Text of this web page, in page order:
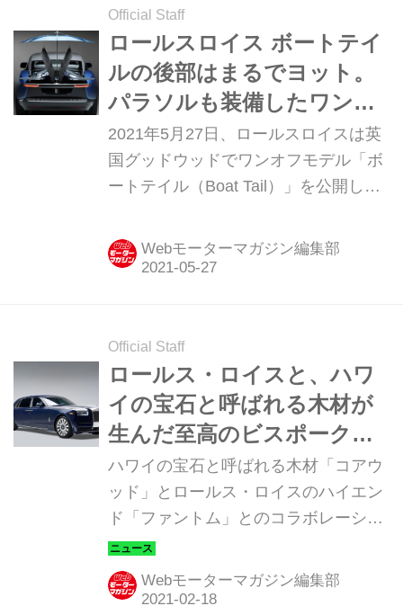
Magazine2023年2月号より）
Official Staff
ロールスロイス ボートテイ
ルの後部はまるでヨット。
パラソルも装備したワンオ
フモデル
2021年5月27日、ロールスロイスは英
国グッドウッドでワンオフモデル「ボ
ートテイル（Boat Tail）」を公開し
望に応える「ビスポーク」部門が有名
だが、このモデルはその枠を超えた新
ォリオとしても大きな注目を集める。
Webモーターマガジン編集部
Official Staff
ロールス・ロイスと、ハワ
イの宝石と呼ばれる木材が
生んだ至高のビスポーク
「コアウッド ファントム」
ハワイの宝石と呼ばれる木材「コアウ
ッド」とロールス・ロイスのハイエン
ド「ファントム」とのコラボレーショ
ンが、これまでにないロールス・ロイ
スの世界を創り出した。
Webモーターマガジン編集部